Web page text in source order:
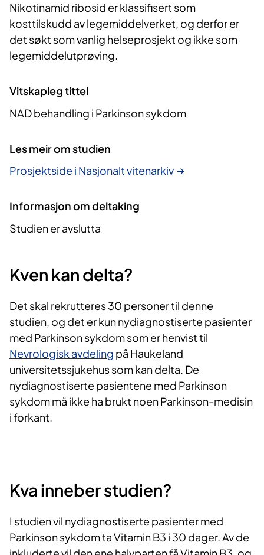
Nikotinamid ribosid er klassifisert som
kosttilskudd av legemiddelverket, og derfor er
det søkt som vanlig helseprosjekt og ikke som
legemiddelutprøving.
Vitskapleg tittel
NAD behandling i Parkinson sykdom
Les meir om studien
Prosjektside i Nasjonalt vitenarkiv
Informasjon om deltaking
Studien er avslutta
Kven kan delta?
Det skal rekrutteres 30 personer til denne
studien, og det er kun nydiagnostiserte pasienter
med Parkinson sykdom som er henvist til
Nevrologisk avdeling på Haukeland
universitetssjukehus som kan delta. De
nydiagnostiserte pasientene med Parkinson
sykdom må ikke ha brukt noen Parkinson-medisin
i forkant.
Kva inneber studien?
I studien vil nydiagnostiserte pasienter med
Parkinson sykdom ta Vitamin B3 i 30 dager. Av de